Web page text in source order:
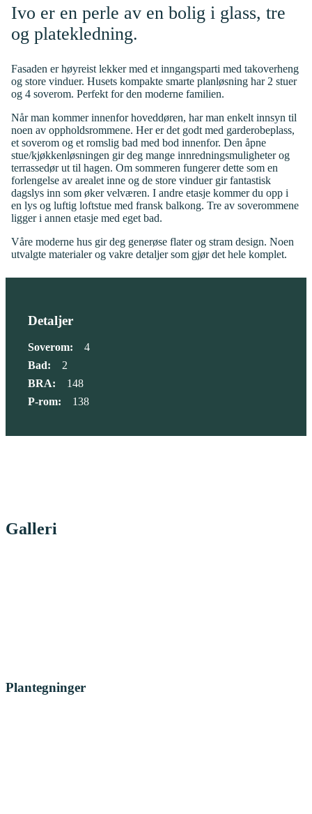
Ivo er en perle av en bolig i glass, tre
og platekledning.
Fasaden er høyreist lekker med et inngangsparti med takoverheng
og store vinduer. Husets kompakte smarte planløsning har 2 stuer
og 4 soverom. Perfekt for den moderne familien.
Når man kommer innenfor hoveddøren, har man enkelt innsyn til
noen av oppholdsrommene. Her er det godt med garderobeplass,
et soverom og et romslig bad med bod innenfor. Den åpne
stue/kjøkkenløsningen gir deg mange innredningsmuligheter og
terrassedør ut til hagen. Om sommeren fungerer dette som en
forlengelse av arealet inne og de store vinduer gir fantastisk
dagslys inn som øker velværen. I andre etasje kommer du opp i
en lys og luftig loftstue med fransk balkong. Tre av soverommene
ligger i annen etasje med eget bad.
Våre moderne hus gir deg generøse flater og stram design. Noen
utvalgte materialer og vakre detaljer som gjør det hele komplet.
Detaljer
Soverom:
4
Bad:
2
BRA:
148
P-rom:
138
Galleri
Plantegninger